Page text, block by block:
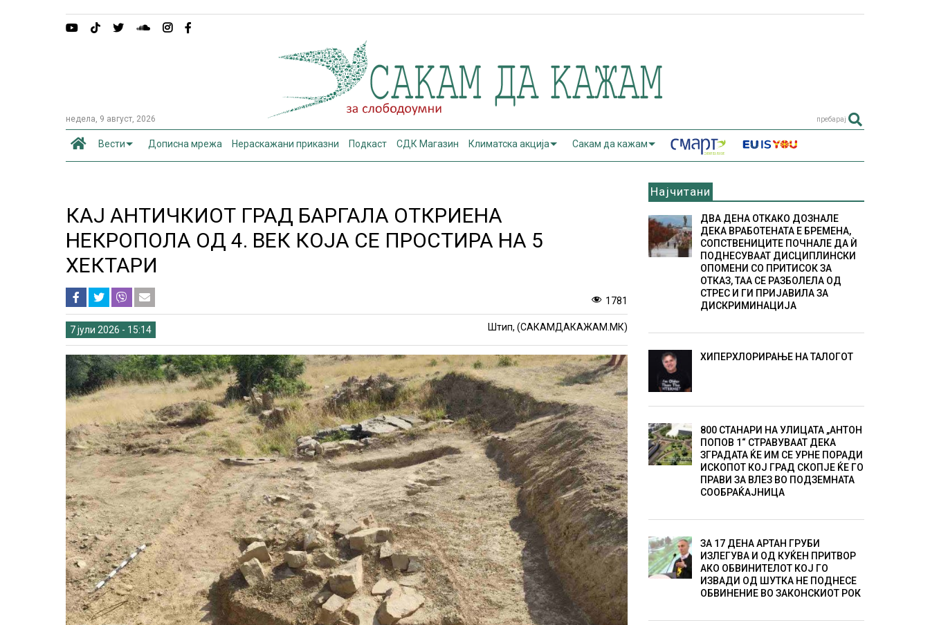
недела, 9 август, 2026 пребарај
Вести Дописна мрежа Нераскажани приказни Подкаст СДК Магазин Климатска акција Сакам да кажам
КАЈ АНТИЧКИОТ ГРАД БАРГАЛА ОТКРИЕНА
НЕКРОПОЛА ОД 4. ВЕК КОЈА СЕ ПРОСТИРА НА 5
ХЕКТАРИ
1781
7 јули 2026 - 15:14 Штип, (САКАМДАКАЖАМ.МК)
Најчитани
ДВА ДЕНА ОТКАКО ДОЗНАЛЕ
ДЕКА ВРАБОТЕНАТА Е БРЕМЕНА,
СОПСТВЕНИЦИТЕ ПОЧНАЛЕ ДА Ѝ
ПОДНЕСУВААТ ДИСЦИПЛИНСКИ
ОПОМЕНИ СО ПРИТИСОК ЗА
ОТКАЗ, ТАА СЕ РАЗБОЛЕЛА ОД
СТРЕС И ГИ ПРИЈАВИЛА ЗА
ДИСКРИМИНАЦИЈА
ХИПЕРХЛОРИРАЊЕ НА ТАЛОГОТ
800 СТАНАРИ НА УЛИЦАТА „АНТОН
ПОПОВ 1“ СТРАВУВААТ ДЕКА
ЗГРАДАТА ЌЕ ИМ СЕ УРНЕ ПОРАДИ
ИСКОПОТ КОЈ ГРАД СКОПЈЕ ЌЕ ГО
ПРАВИ ЗА ВЛЕЗ ВО ПОДЗЕМНАТА
СООБРАЌАЈНИЦА
ЗА 17 ДЕНА АРТАН ГРУБИ
ИЗЛЕГУВА И ОД КУЌЕН ПРИТВОР
АКО ОБВИНИТЕЛОТ КОЈ ГО
ИЗВАДИ ОД ШУТКА НЕ ПОДНЕСЕ
ОБВИНЕНИЕ ВО ЗАКОНСКИОТ РОК